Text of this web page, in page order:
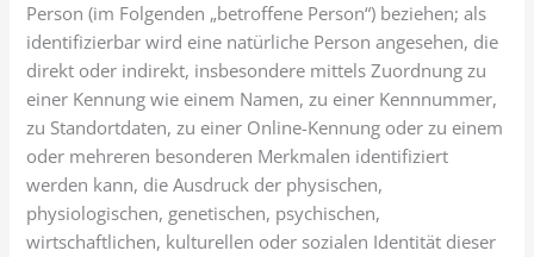
Person (im Folgenden „betroffene Person“) beziehen; als
identifizierbar wird eine natürliche Person angesehen, die
direkt oder indirekt, insbesondere mittels Zuordnung zu
einer Kennung wie einem Namen, zu einer Kennnummer,
zu Standortdaten, zu einer Online-Kennung oder zu einem
oder mehreren besonderen Merkmalen identifiziert
werden kann, die Ausdruck der physischen,
physiologischen, genetischen, psychischen,
wirtschaftlichen, kulturellen oder sozialen Identität dieser